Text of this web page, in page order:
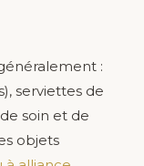
:
serviettes de
soin et de
objets